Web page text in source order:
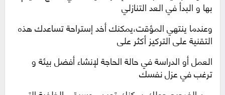
بها و البدأ في العد التنازلي
وعندما ينتهي المؤقت،يمكنك أخد إستراحة تساعدك هذه
التقنية على التركيز أكثر على
العمل أو الدراسةفي حالة الحاجة لإنشاء أفضل بيئة و
ترغب في عزل نفسك